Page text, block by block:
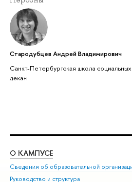
Стародубцев Андрей Владимирович
Санкт-Петербургская школа
декан
О КАМПУСЕ
Сведения об образовательной
Руководство и структура